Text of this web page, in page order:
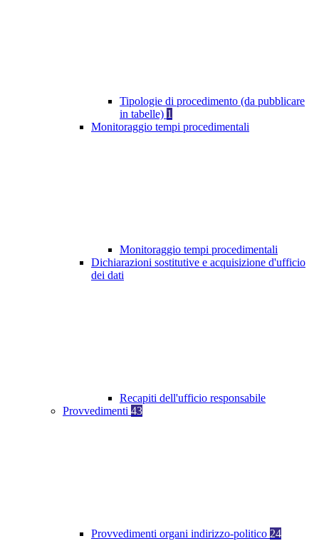
Tipologie di procedimento (da pubblicare
in tabelle) 1
Monitoraggio tempi procedimentali
Monitoraggio tempi procedimentali
Dichiarazioni sostitutive e acquisizione d'ufficio
dei dati
Recapiti dell'ufficio responsabile
Provvedimenti 43
Provvedimenti organi indirizzo-politico 24